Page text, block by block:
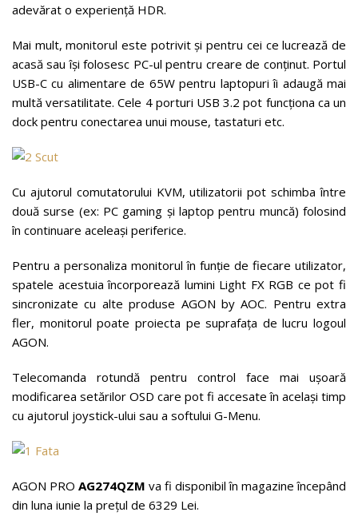
adevărat o experiență HDR.
Mai mult, monitorul este potrivit și pentru cei ce lucrează de
acasă sau își folosesc PC-ul pentru creare de conținut. Portul
USB-C cu alimentare de 65W pentru laptopuri îi adaugă mai
multă versatilitate. Cele 4 porturi USB 3.2 pot funcționa ca un
dock pentru conectarea unui mouse, tastaturi etc.
Cu ajutorul comutatorului KVM, utilizatorii pot schimba între
două surse (ex: PC gaming și laptop pentru muncă) folosind
în continuare aceleași periferice.
Pentru a personaliza monitorul în funție de fiecare utilizator,
spatele acestuia încorporează lumini Light FX RGB ce pot fi
sincronizate cu alte produse AGON by AOC. Pentru extra
fler, monitorul poate proiecta pe suprafața de lucru logoul
AGON.
Telecomanda rotundă pentru control face mai ușoară
modificarea setărilor OSD care pot fi accesate în același timp
cu ajutorul joystick-ului sau a softului G-Menu.
AGON PRO AG274QZM va fi disponibil în magazine începând
din luna iunie la prețul de 6329 Lei.